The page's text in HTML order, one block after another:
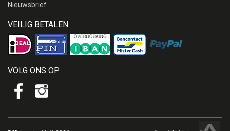
Nieuwsbrief
VEILIG BETALEN
VOLG ONS OP